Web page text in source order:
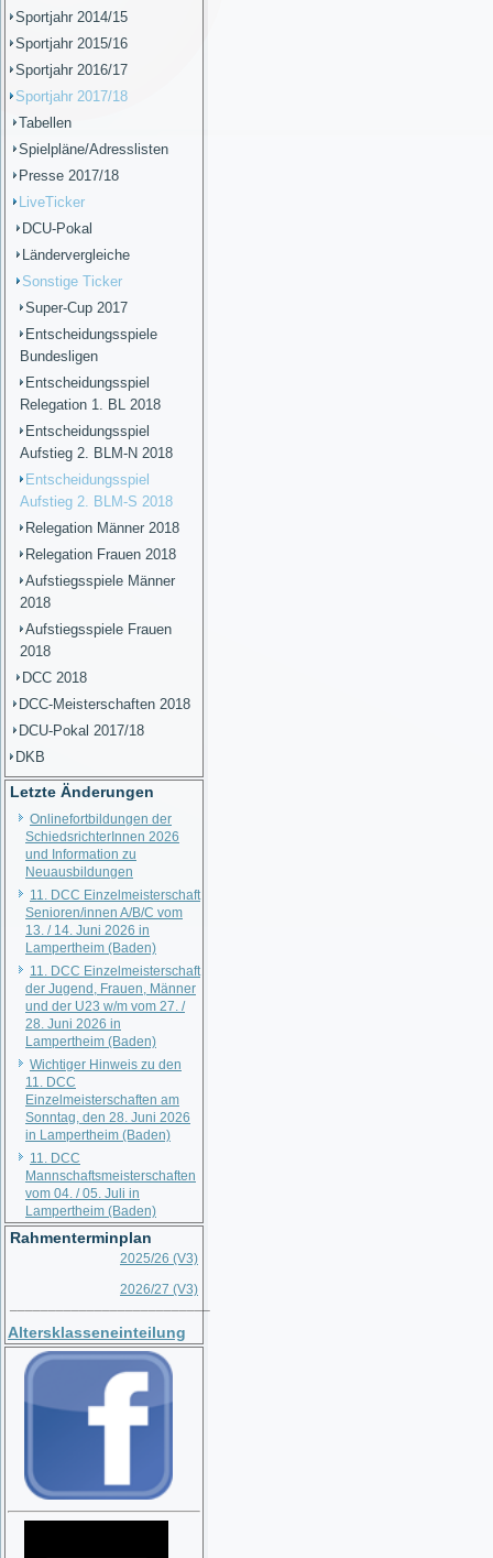
Sportjahr 2014/15
Sportjahr 2015/16
Sportjahr 2016/17
Sportjahr 2017/18
Tabellen
Spielpläne/Adresslisten
Presse 2017/18
LiveTicker
DCU-Pokal
Ländervergleiche
Sonstige Ticker
Super-Cup 2017
Entscheidungsspiele
Bundesligen
Entscheidungsspiel
Relegation 1. BL 2018
Entscheidungsspiel
Aufstieg 2. BLM-N 2018
Entscheidungsspiel
Aufstieg 2. BLM-S 2018
Relegation Männer 2018
Relegation Frauen 2018
Aufstiegsspiele Männer
2018
Aufstiegsspiele Frauen
2018
DCC 2018
DCC-Meisterschaften 2018
DCU-Pokal 2017/18
DKB
Letzte Änderungen
Onlinefortbildungen der
SchiedsrichterInnen 2026
und Information zu
Neuausbildungen
11. DCC Einzelmeisterschaft
Senioren/innen A/B/C vom
13. / 14. Juni 2026 in
Lampertheim (Baden)
11. DCC Einzelmeisterschaft
der Jugend, Frauen, Männer
und der U23 w/m vom 27. /
28. Juni 2026 in
Lampertheim (Baden)
Wichtiger Hinweis zu den
11. DCC
Einzelmeisterschaften am
Sonntag, den 28. Juni 2026
in Lampertheim (Baden)
11. DCC
Mannschaftsmeisterschaften
vom 04. / 05. Juli in
Lampertheim (Baden)
Rahmenterminplan
2025/26 (V3)
2026/27 (V3)
Altersklasseneinteilung